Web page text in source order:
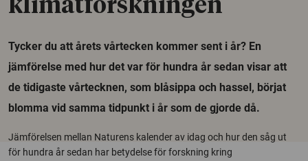
klimatforskningen
Tycker du att årets vårtecken kommer sent i år? En
jämförelse med hur det var för hundra år sedan visar att
de tidigaste vårtecknen, som blåsippa och hassel, börjat
blomma vid samma tidpunkt i år som de gjorde då.
Jämförelsen mellan Naturens kalender av idag och hur den såg ut
för hundra år sedan har betydelse för forskning kring